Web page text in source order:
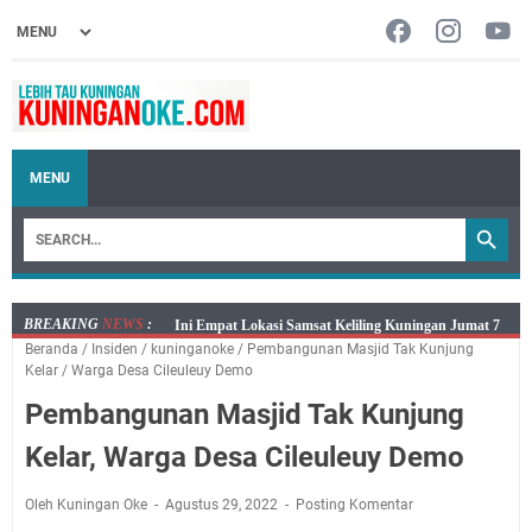
MENU
BREAKING NEWS :
Jumat 7 Agustus 2026 Mobil SIM Keliling Ada di
Kecamatan Sindangagung
Dicabut Dari Hidupmu, Kamu Akan Tetap Berjalan
Kelaparan Meskipun Memiliki Sekarung Penuh Uang
Salat Lima Waktu itu Bukan Cuma Kewajiban, Tapi
juga Tempat Beristirahat yang Paling Menenangkan, Ini
Beranda / Insiden / kuninganoke / Pembangunan Masjid Tak Kunjung
Kelar / Warga Desa Cileuleuy Demo
Pembangunan Masjid Tak Kunjung
Kelar, Warga Desa Cileuleuy Demo
Oleh Kuningan Oke Agustus 29, 2022 Posting Komentar